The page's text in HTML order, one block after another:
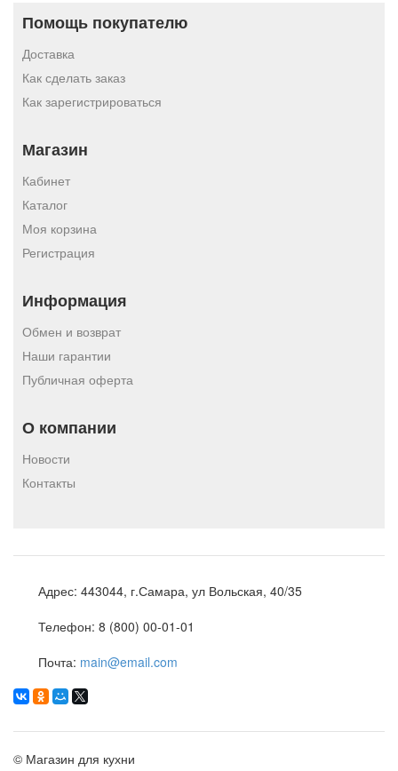
Помощь покупателю
Доставка
Как сделать заказ
Как зарегистрироваться
Магазин
Кабинет
Каталог
Моя корзина
Регистрация
Информация
Обмен и возврат
Наши гарантии
Публичная оферта
О компании
Новости
Контакты
Адрес: 443044, г.Самара, ул Вольская, 40/35
Телефон: 8 (800) 00-01-01
Почта: main@email.com
© Магазин для кухни